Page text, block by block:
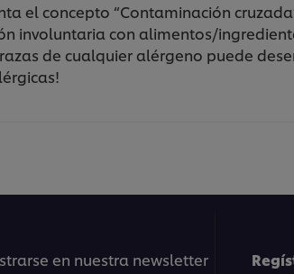
el concepto “Contaminación
involuntaria con alimentos/
de cualquier alérgeno puede
en nuestra newsletter